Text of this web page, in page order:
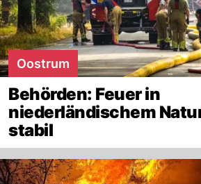
Oostrum
Behörden: Feuer in
niederländischem
stabil